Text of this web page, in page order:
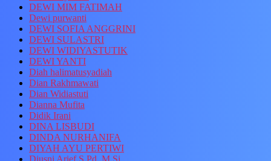
DEWI MIM FATIMAH
Dewi purwanti
DEWI SOFIA ANGGRINI
DEWI SULASTRI
DEWI WIDIYASTUTIK
DEWI YANTI
Diah halimatusyadiah
Dian Rakhmawati
Dian Widiastuti
Dianna Mufita
Didik Irani
DINA LISBUDI
DINDA NURHANIFA
DIYAH AYU PERTIWI
Djusni Arief,S.Pd.,M.Si